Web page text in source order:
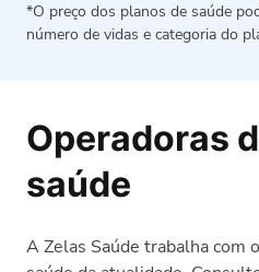
*O preço dos planos de saúde
número de vidas e categoria do
Operadoras
saúde
A Zelas Saúde trabalha com